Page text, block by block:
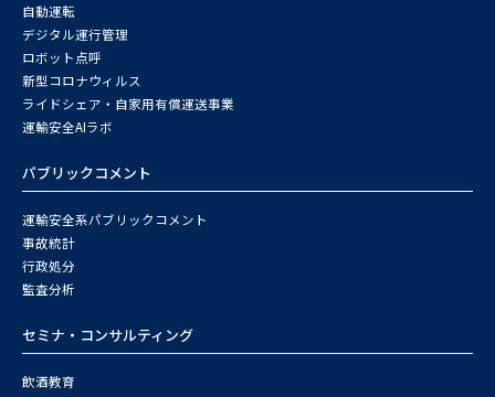
自動運転
デジタル運行管理
ロボット点呼
新型コロナウィルス
ライドシェア・自家用有償運送事業
運輸安全AIラボ
パブリックコメント
運輸安全系パブリックコメント
事故統計
行政処分
監査分析
セミナ・コンサルティング
飲酒教育